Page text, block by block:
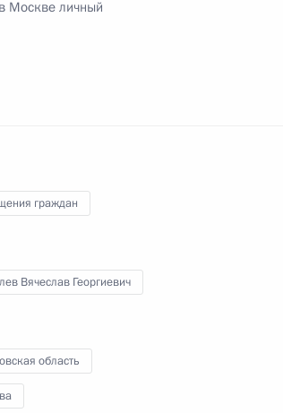
личного приёма,
Федерации руководителем
агентства железнодорожного
Москве личный
граждан
Вячеслав Георгиевич
область